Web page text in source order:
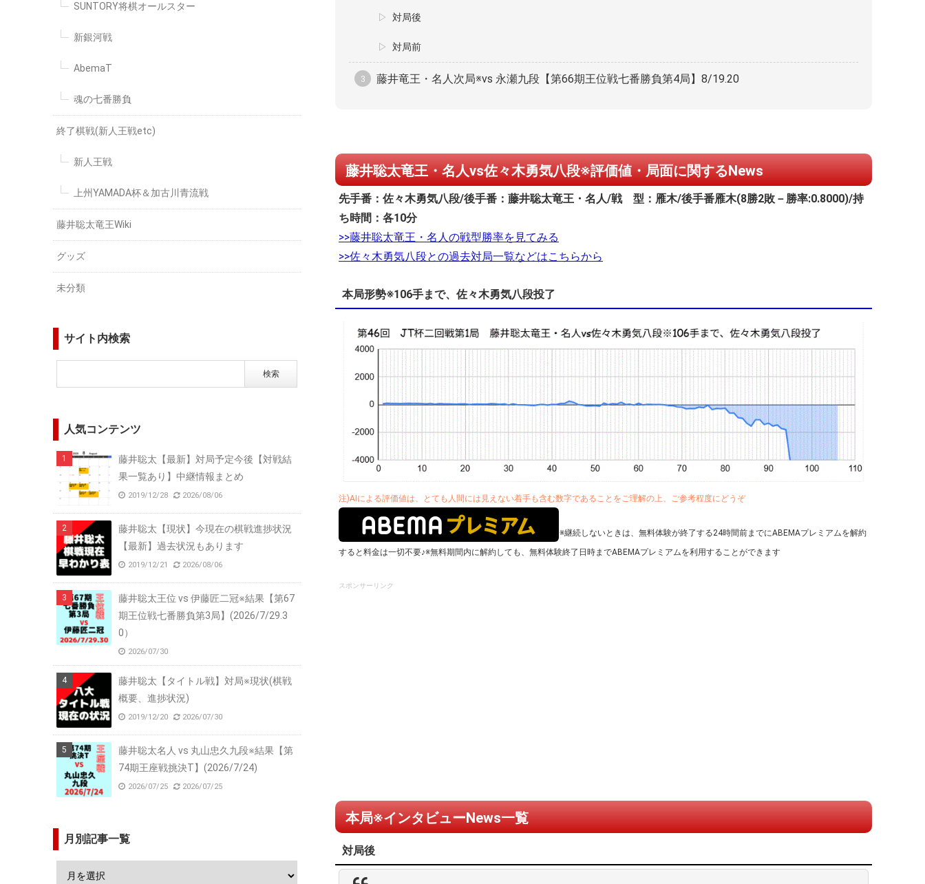
対局後
対局前
藤井竜王・名人次局※vs 永瀬九段【第66期王位戦七番勝負第4局】8/19.20
藤井聡太竜王・名人vs佐々木勇気八段※評価値・局面に関するNews
先手番：佐々木勇気八段/後手番：藤井聡太竜王・名人/戦 型：雁木/後手番雁木(8勝2敗－勝率:0.8000)/持
ち時間：各10分
>>藤井聡太竜王・名人の戦型勝率を見てみる
>>佐々木勇気八段との過去対局一覧などはこちらから
本局形勢※106手まで、佐々木勇気八段投了
注)AIによる評価値は、とても人間には見えない着手も含む数字であることをご理解の上、ご参考程度にどうぞ
※継続しないときは、無料体験が終了する24時間前までにABEMAプレミアムを解約
すると料金は一切不要♪※無料期間内に解約しても、無料体験終了日時までABEMAプレミアムを利用することができます
スポンサーリンク
本局※インタビューNews一覧
対局後
SUNTORY将棋オールスター
新銀河戦
AbemaT
魂の七番勝負
終了棋戦(新人王戦etc)
新人王戦
上州YAMADA杯＆加古川青流戦
藤井聡太竜王Wiki
グッズ
未分類
サイト内検索
人気コンテンツ
藤井聡太【最新】対局予定今後【対戦結
果一覧あり】中継情報まとめ
2019/12/28 2026/08/06
藤井聡太【現状】今現在の棋戦進捗状況
【最新】過去状況もあります
2019/12/21 2026/08/06
藤井聡太王位 vs 伊藤匠二冠※結果【第67
期王位戦七番勝負第3局】(2026/7/29.3
0）
2026/07/30
藤井聡太【タイトル戦】対局※現状(棋戦
概要、進捗状況)
2019/12/20 2026/07/30
藤井聡太名人 vs 丸山忠久九段※結果【第
74期王座戦挑決T】(2026/7/24)
2026/07/25 2026/07/25
月別記事一覧